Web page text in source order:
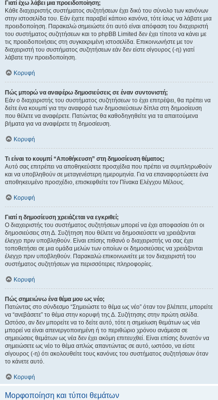
Γιατί έχω λάβει μια προειδοποίηση;
Κάθε διαχειριστής συστήματος συζητήσεων έχει δικό του σύνολο των κανόνων
στην ιστοσελίδα του. Εάν έχετε παραβεί κάποιο κανόνα, τότε ίσως να λάβατε μια
προειδοποίηση. Παρακαλώ σημειώστε ότι αυτό είναι απόφαση του διαχειριστή
του συστήματος συζητήσεων και το phpBB Limited δεν έχει τίποτα να κάνει με
τις προειδοποιήσεις στη συγκεκριμένη ιστοσελίδα. Επικοινωνήστε με τον
διαχειριστή του συστήματος συζητήσεων εάν δεν είστε σίγουρος (-η) γιατί
λάβατε την προειδοποίηση.
Κορυφή
Πώς μπορώ να αναφέρω δημοσιεύσεις σε έναν συντονιστή;
Εάν ο διαχειριστής του συστήματος συζητήσεων το έχει επιτρέψει, θα πρέπει να
δείτε ένα κουμπί για την αναφορά των δημοσιεύσεων δίπλα στη δημοσίευση
που θέλετε να αναφέρετε. Πατώντας θα καθοδηγηθείτε για τα απαιτούμενα
βήματα για να αναφέρετε τη δημοσίευση.
Κορυφή
Τι είναι το κουμπί “Αποθήκευση” στη δημοσίευση θέματος;
Αυτό σας επιτρέπει να αποθηκεύσετε προσχέδια που πρέπει να συμπληρωθούν
και να υποβληθούν σε μεταγενέστερη ημερομηνία. Για να επαναφορτώσετε ένα
αποθηκευμένο προσχέδιο, επισκεφθείτε τον Πίνακα Ελέγχου Μέλους.
Κορυφή
Γιατί η δημοσίευση χρειάζεται να εγκριθεί;
Ο διαχειριστής του συστήματος συζητήσεων μπορεί να έχει αποφασίσει ότι οι
δημοσιεύσεις στη Δ. Συζήτηση που θέλετε να δημοσιεύσετε να χρειάζονται
έλεγχο πριν υποβληθούν. Είναι επίσης πιθανό ο διαχειριστής να σας έχει
τοποθετήσει σε μια ομάδα μελών των οποίων οι δημοσιεύσεις να χρειάζονται
έλεγχο πριν υποβληθούν. Παρακαλώ επικοινωνείτε με τον διαχειριστή του
συστήματος συζητήσεων για περισσότερες πληροφορίες.
Κορυφή
Πώς σημειώνω ένα θέμα μου ως νέο;
Πατώντας στο σύνδεσμο “Σημειώστε το θέμα ως νέο” όταν τον βλέπετε, μπορείτε
να “ανεβάσετε” το θέμα στην κορυφή της Δ. Συζήτησης στην πρώτη σελίδα.
Ωστόσο, αν δεν μπορείτε να το δείτε αυτό, τότε η σημείωση θεμάτων ως νέα
μπορεί να είναι απενεργοποιημένη ή το περιθώριο χρόνου ανάμεσα σε
σημειώσεις θεμάτων ως νέα δεν έχει ακόμη επιτευχθεί. Είναι επίσης δυνατόν να
σημειώσετε ως νέο το θέμα απλώς απαντώντας σε αυτό, ωστόσο, να είστε
σίγουρος (-η) ότι ακολουθείτε τους κανόνες του συστήματος συζητήσεων όταν
το κάνετε αυτό.
Κορυφή
Μορφοποίηση και τύποι θεμάτων